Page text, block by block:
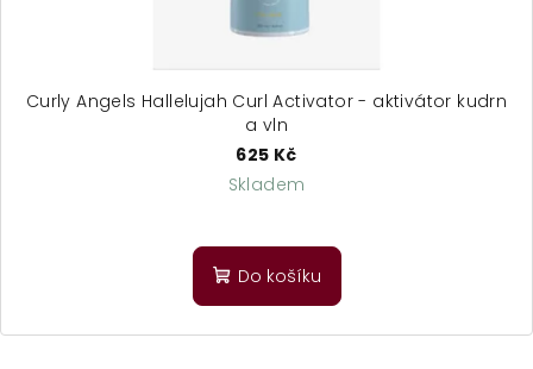
Curly Angels Hallelujah Curl Activator - aktivátor kudrn
a vln
625 Kč
Skladem
hodnocení
produktu
z
Do košíku